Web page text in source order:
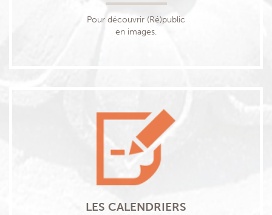
Pour découvrir (Ré)public
en images.
LES CALENDRIERS